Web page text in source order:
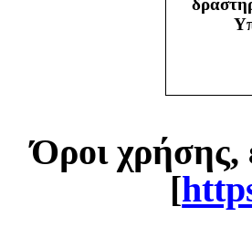
Όροι χρήσης,
[